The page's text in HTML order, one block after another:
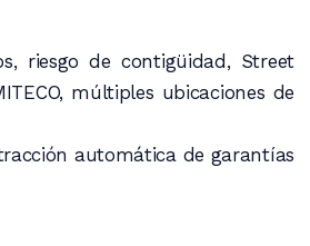
riesgo de contigüidad, Street
múltiples ubicaciones de
automática de garantías